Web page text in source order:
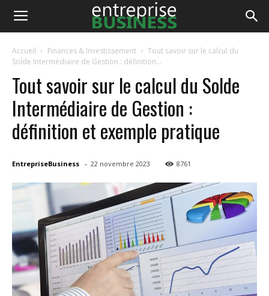
EntrepriseBusiness
Accueil Finances & Investissement
Tout savoir sur le calcul du
Solde Intermédiaire de Gestion : définition...
Tout savoir sur le calcul du Solde
Intermédiaire de Gestion :
définition et exemple pratique
EntrepriseBusiness - 22 novembre 2023 8761